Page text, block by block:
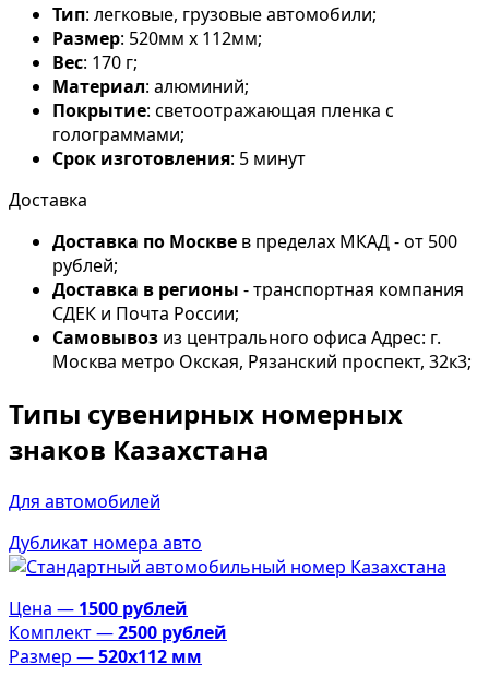
Тип: легковые, грузовые автомобили;
Размер: 520мм х 112мм;
Вес: 170 г;
Материал: алюминий;
Покрытие: светоотражающая пленка с
голограммами;
Срок изготовления: 5 минут
Доставка
Доставка по Москве в пределах МКАД - от 500
рублей;
Доставка в регионы - транспортная компания
СДЕК и Почта России;
Самовывоз из центрального офиса Адрес: г.
Москва метро Окская, Рязанский проспект, 32к3;
Типы сувенирных номерных
знаков Казахстана
Для автомобилей
Дубликат номера авто
Цена — 1500 рублей
Комплект —2500 рублей
Размер —520х112 мм